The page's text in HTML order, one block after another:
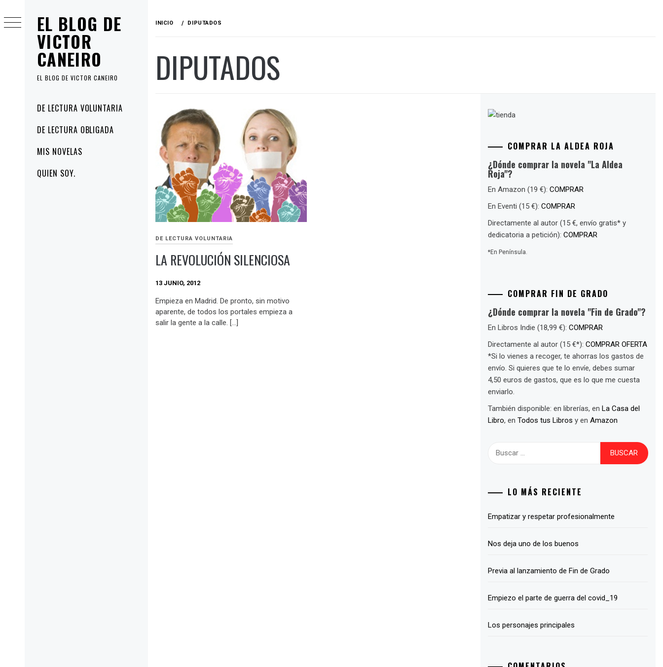
EL BLOG DE
VICTOR
CANEIRO
EL BLOG DE VICTOR CANEIRO
principal
DE LECTURA VOLUNTARIA
DE LECTURA OBLIGADA
MIS NOVELAS
QUIEN SOY.
al
contenido
INICIO DIPUTADOS
DIPUTADOS
DE LECTURA VOLUNTARIA
LA REVOLUCIÓN SILENCIOSA
13 JUNIO, 2012
Empieza en Madrid. De pronto, sin motivo
aparente, de todos los portales empieza a
salir la gente a la calle. […]
COMPRAR LA ALDEA ROJA
¿Dónde comprar la novela "La Aldea
Roja"?
En Amazon (19 €):COMPRAR
En Eventi (15 €):COMPRAR
Directamente al autor (15 €, envío gratis* y
dedicatoria a petición):COMPRAR
*En Península.
COMPRAR FIN DE GRADO
¿Dónde comprar la novela "Fin de Grado"?
En Libros Indie (18,99 €):COMPRAR
Directamente al autor (15 €*):COMPRAR OFERTA
*Si lo vienes a recoger, te ahorras los gastos de
envío. Si quieres que te lo envíe, debes sumar
4,50 euros de gastos, que es lo que me cuesta
enviarlo.
También disponible: en librerías, enLa Casa del
Libro, enTodos tus Libros y enAmazon
LO MÁS RECIENTE
Empatizar y respetar profesionalmente
Nos deja uno de los buenos
Previa al lanzamiento de Fin de Grado
Empiezo el parte de guerra del covid_19
Los personajes principales